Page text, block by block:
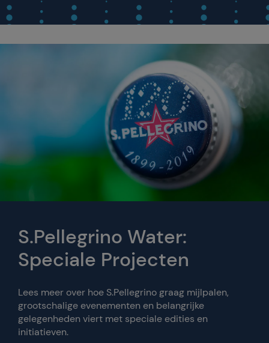
S.Pellegrino Water:
Speciale Projecten
Lees meer over hoe S.Pellegrino graag mijlpalen,
grootschalige evenementen en belangrijke
gelegenheden viert met speciale edities en
initiatieven.